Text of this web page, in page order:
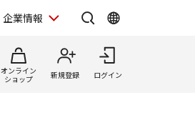
企業情報
オンライン
ショップ
新規登録 ログイン